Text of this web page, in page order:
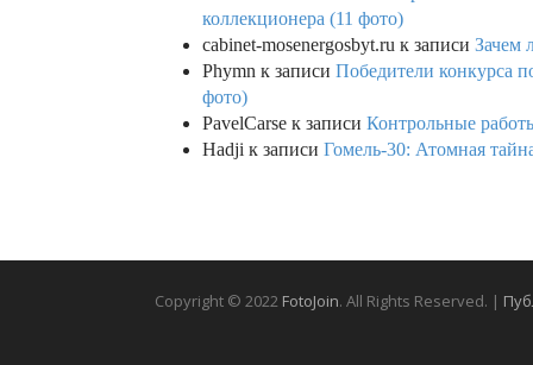
коллекционера (11 фото)
cabinet-mosenergosbyt.ru к записи Зачем
Phymn к записи Победители конкурса
фото)
PavelCarse к записи Контрольные
Hadji к записи Гомель-30: Атомная
Copyright © 2022 FotoJoin. All Rights Reserved. |